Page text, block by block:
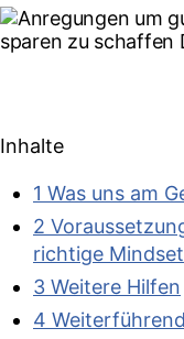
Inhalte
1 Was uns am
2
richtige Mindset
3 Weitere Hilfen
4